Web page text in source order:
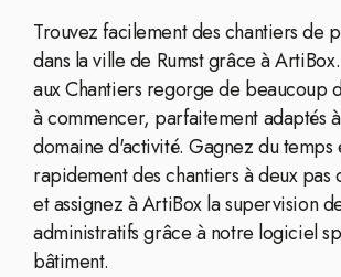
Trouvez facilement des chantiers de
dans la ville de Rumst grâce à
aux Chantiers regorge de beaucoup
à commencer, parfaitement adaptés
domaine d'activité. Gagnez du temps
rapidement des chantiers à deux pas
et assignez à ArtiBox la supervision
administratifs grâce à notre logiciel
bâtiment.